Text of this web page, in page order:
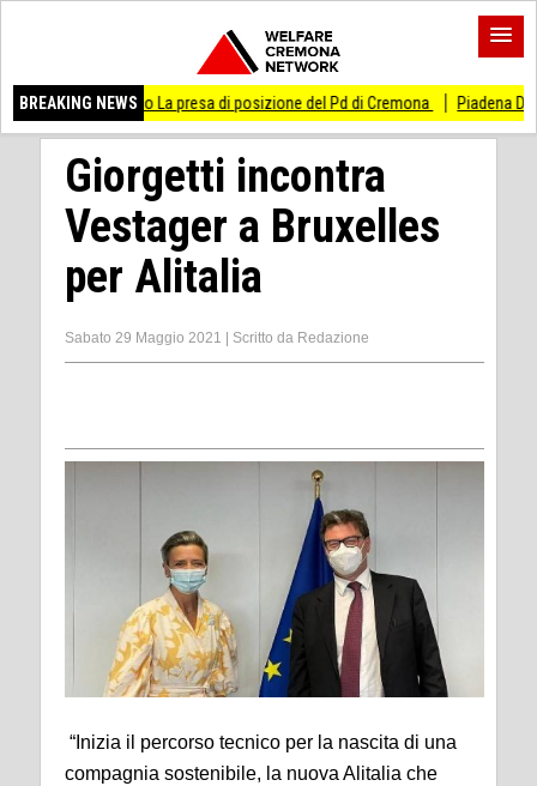
BREAKING NEWS
La presa di posizione del Pd di Cremona Piadena Drizzona PILONI (PD):
Giorgetti incontra
Vestager a Bruxelles
per Alitalia
Sabato 29 Maggio 2021 Scritto da Redazione
“Inizia il percorso tecnico per la nascita di una
compagnia sostenibile, la nuova Alitalia che